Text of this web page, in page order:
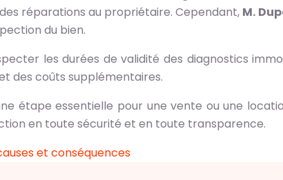
réparations au propriétaire. Cependant, M.
du bien.
les durées de validité des diagnostics
des coûts supplémentaires.
étape essentielle pour une vente ou une
en toute sécurité et en toute transparence.
et conséquences